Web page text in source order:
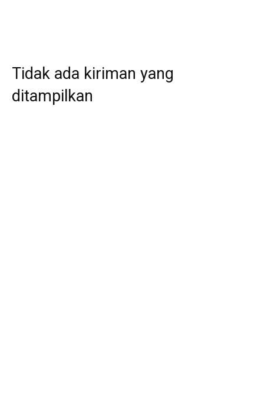
Tidak ada kiriman yang
ditampilkan